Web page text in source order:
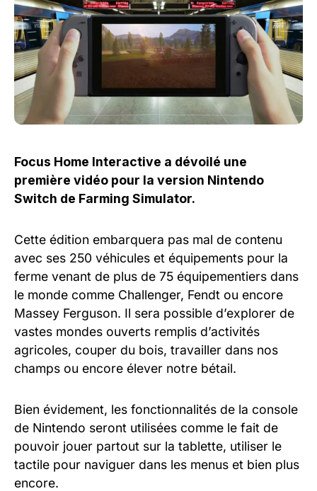
Focus Home Interactive a dévoilé une
première vidéo pour la version Nintendo
Switch de Farming Simulator.
Cette édition embarquera pas mal de contenu
avec ses 250 véhicules et équipements pour la
ferme venant de plus de 75 équipementiers dans
le monde comme Challenger, Fendt ou encore
Massey Ferguson. Il sera possible d’explorer de
vastes mondes ouverts remplis d’activités
agricoles, couper du bois, travailler dans nos
champs ou encore élever notre bétail.
Bien évidement, les fonctionnalités de la console
de Nintendo seront utilisées comme le fait de
pouvoir jouer partout sur la tablette, utiliser le
tactile pour naviguer dans les menus et bien plus
encore.